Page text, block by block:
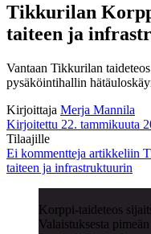
Tikkurilan
taiteen ja
Vantaan Tikkurilan
pysäköintihallin
Kirjoittaja Merja Mannila
Kirjoitettu 22. tammikuuta
Tilaajille
Ei kommentteja artikkeliin
taiteen ja infrastruktuurin
Korppi-taideteos
Valaistuksesta